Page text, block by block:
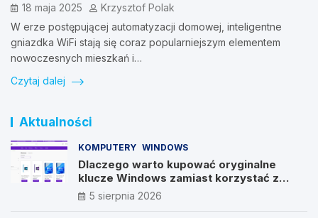
18 maja 2025
Krzysztof Polak
W erze postępującej automatyzacji domowej, inteligentne
gniazdka WiFi stają się coraz popularniejszym elementem
nowoczesnych mieszkań i…
Czytaj dalej
Aktualności
KOMPUTERY WINDOWS
Dlaczego warto kupować oryginalne
klucze Windows zamiast korzystać z
nieautoryzowanych źródeł?
5 sierpnia 2026